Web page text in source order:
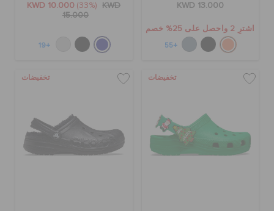
تسجيل الدخول / اشتراك
قائمة الامنيات
تحديد موقع المتجر
KWD 13.000
اشترِ 2 واحصل على 25% خصم
+55
KWD 10.000 (33%)
KWD
15.000
+19
تخفيضات تخفيضات